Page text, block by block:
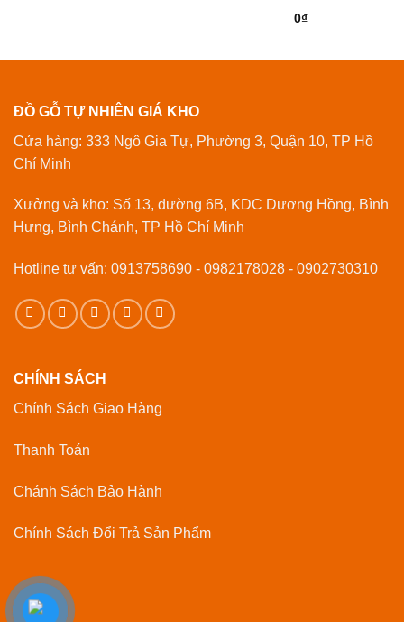
0₫
ĐỒ GỖ TỰ NHIÊN GIÁ KHO
Cửa hàng: 333 Ngô Gia Tự, Phường 3, Quận 10, TP Hồ
Chí Minh
Xưởng và kho: Số 13, đường 6B, KDC Dương Hồng, Bình
Hưng, Bình Chánh, TP Hồ Chí Minh
Hotline tư vấn: 0913758690 - 0982178028 - 0902730310
CHÍNH SÁCH
Chính Sách Giao Hàng
Thanh Toán
Chánh Sách Bảo Hành
Chính Sách Đổi Trả Sản Phẩm